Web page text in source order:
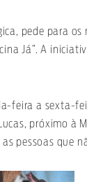
pede para os
Já”. A
feira a sexta-
próximo à
pessoas que